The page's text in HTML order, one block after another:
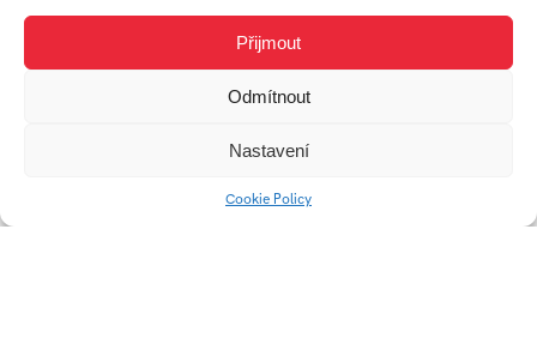
Přijmout
Odmítnout
Nastavení
Cookie Policy
student
Audiovizuální
student
Ateliér
Audiovizuální
tvorba